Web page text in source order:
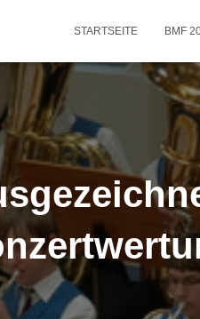
STARTSEITE BMF